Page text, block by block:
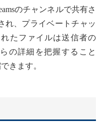
のチャンネルで共有さ
れ、プライベートチャッ
たファイルは送信者の
の詳細を把握すること
きます。